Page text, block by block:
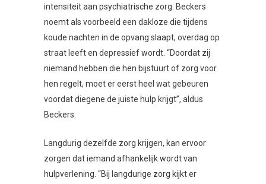
intensiteit aan psychiatrische zorg. Beckers
noemt als voorbeeld een dakloze die tijdens
koude nachten in de opvang slaapt, overdag op
straat leeft en depressief wordt. “Doordat zij
niemand hebben die hen bijstuurt of zorg voor
hen regelt, moet er eerst heel wat gebeuren
voordat diegene de juiste hulp krijgt”, aldus
Beckers.
Langdurig dezelfde zorg krijgen, kan ervoor
zorgen dat iemand afhankelijk wordt van
hulpverlening. “Bij langdurige zorg kijkt er